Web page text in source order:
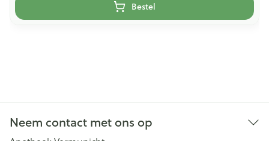
Bestel
Neem contact met ons op